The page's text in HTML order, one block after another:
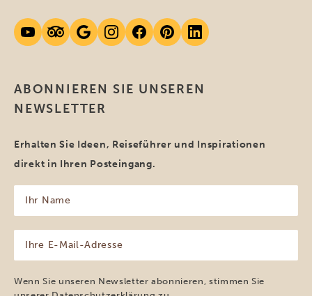
ABONNIEREN SIE UNSEREN
NEWSLETTER
Erhalten Sie Ideen, Reiseführer und Inspirationen
direkt in Ihren Posteingang.
Name
(erforderlich)
Mail-
Adresse
(erforderlich)
Wenn Sie unseren Newsletter abonnieren, stimmen Sie